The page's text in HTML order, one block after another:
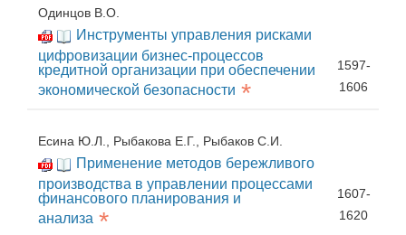
Одинцов В.О.
Инструменты управления рисками
цифровизации бизнес-процессов
кредитной организации при обеспечении
экономической безопасности *
1597-
1606
Есина Ю.Л., Рыбакова Е.Г., Рыбаков С.И.
Применение методов бережливого
производства в управлении процессами
финансового планирования и
анализа *
1607-
1620